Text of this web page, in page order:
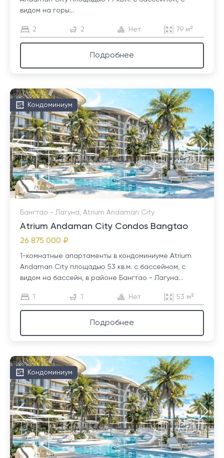
видом на горы...
2 2 Нет 79 м²
Подробнее
Кондоминиум
Бангтао - Лагуна, Atrium Andaman City
Atrium Andaman City Condos Bangtao
26 875 000 ₽
1-комнатные апартаменты в кондоминиуме Atrium
Andaman City площадью 53 кв.м. с бассейном, с
видом на бассейн, в районе Бангтао - Лагуна...
1 1 Нет 53 м²
Подробнее
Кондоминиум